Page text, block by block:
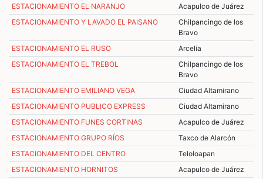
ESTACIONAMIENTO EL NARANJO
Acapulco de Juárez
ESTACIONAMIENTO Y LAVADO EL PAISANO
Chilpancingo de los
Bravo
ESTACIONAMIENTO EL RUSO
Arcelia
ESTACIONAMIENTO EL TREBOL
Chilpancingo de los
Bravo
ESTACIONAMIENTO EMILIANO VEGA
Ciudad Altamirano
ESTACIONAMIENTO PUBLICO EXPRESS
Ciudad Altamirano
ESTACIONAMIENTO FUNES CORTINAS
Acapulco de Juárez
ESTACIONAMIENTO GRUPO RÍOS
Taxco de Alarcón
ESTACIONAMIENTO DEL CENTRO
Teloloapan
ESTACIONAMIENTO HORNITOS
Acapulco de Juárez